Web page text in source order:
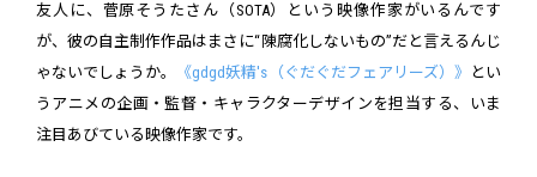
友人に、菅原そうたさん（SOTA）という映像作家がいるんです
が、彼の自主制作作品はまさに“陳腐化しないもの”だと言えるんじ
ゃないでしょうか。
《gdgd妖精's（ぐだぐだフェアリーズ）》
とい
うアニメの企画・監督・キャラクターデザインを担当する、いま
注目あびている映像作家です。